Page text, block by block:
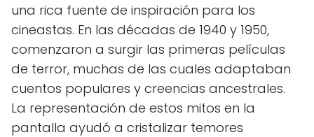
una rica fuente de inspiración para los
cineastas. En las décadas de 1940 y 1950,
comenzaron a surgir las primeras películas
de terror, muchas de las cuales adaptaban
cuentos populares y creencias ancestrales.
La representación de estos mitos en la
pantalla ayudó a cristalizar temores